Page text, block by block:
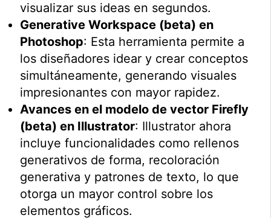
visualizar sus ideas en segundos.
Generative Workspace (beta) en
Photoshop: Esta herramienta permite a
los diseñadores idear y crear conceptos
simultáneamente, generando visuales
impresionantes con mayor rapidez.
Avances en el modelo de vector Firefly
(beta) en Illustrator: Illustrator ahora
incluye funcionalidades como rellenos
generativos de forma, recoloración
generativa y patrones de texto, lo que
otorga un mayor control sobre los
elementos gráficos.